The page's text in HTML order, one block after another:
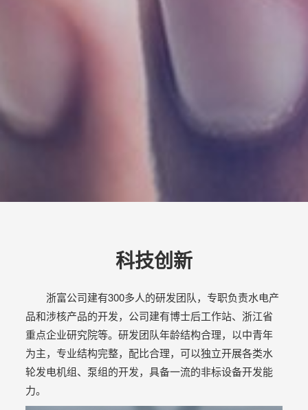
科技创新
浙富公司建有300多人的研发团队，专职负责水电产
品和涉核产品的开发，公司建有博士后工作站、浙江省
重点企业研究院等。研发团队年龄结构合理，以中青年
为主，专业结构完整，配比合理，可以独立开展各类水
轮发电机组、泵组的开发，具备一流的非标设备开发能
力。